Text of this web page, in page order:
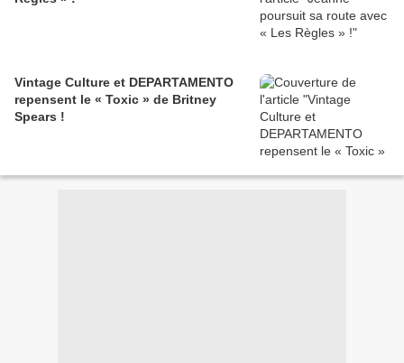
Vintage Culture et DEPARTAMENTO
repensent le « Toxic » de Britney
Spears !